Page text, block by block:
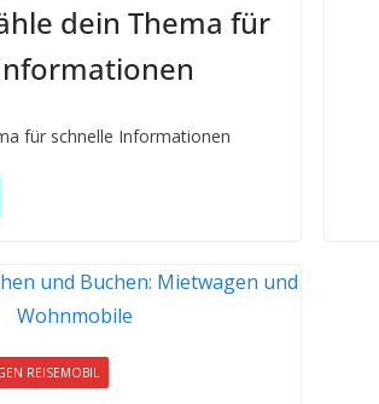
dein Thema für
für schnelle Informationen
REISEMOBIL